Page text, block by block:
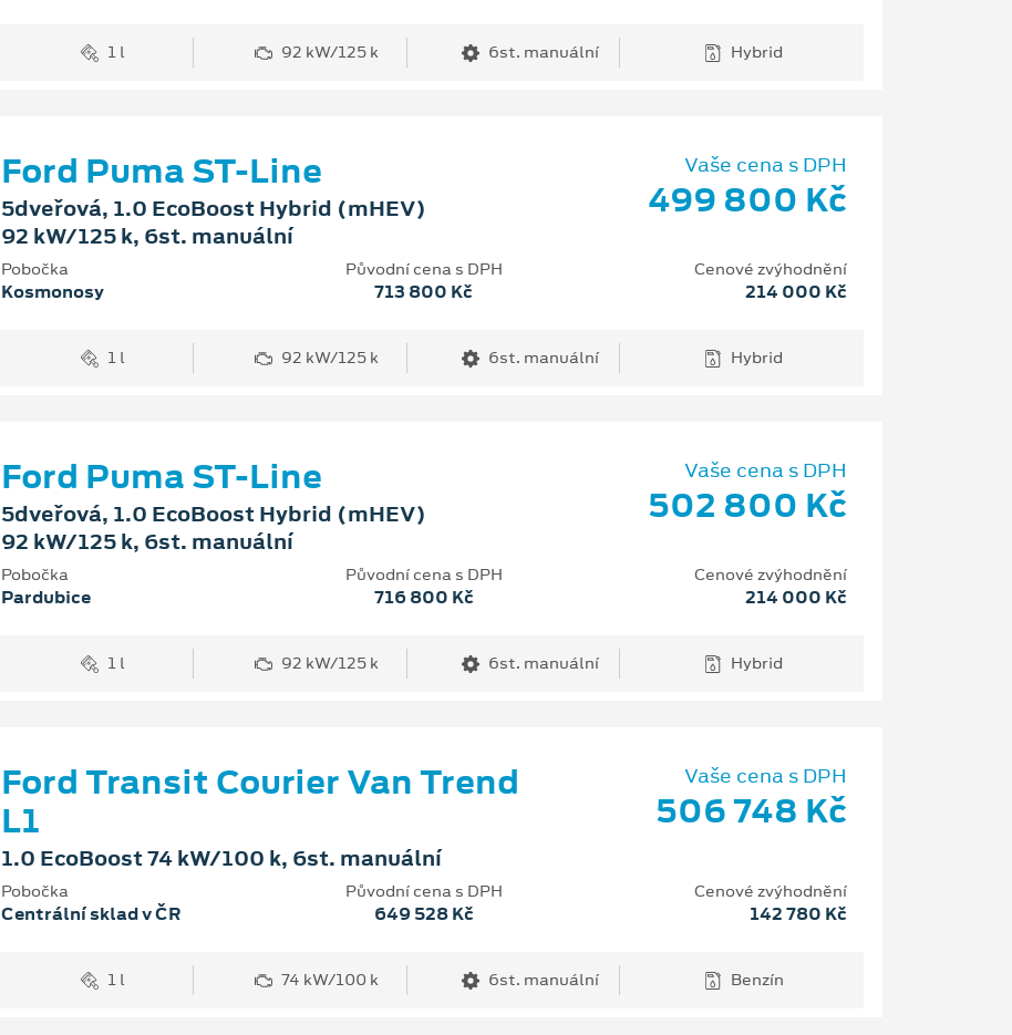
1 l 92 kW/125 k 6st. manuální Hybrid
Ford Puma ST-Line
5dveřová, 1.0 EcoBoost Hybrid (mHEV)
92 kW/125 k, 6st. manuální
Vaše cena s DPH
499 800 Kč
Pobočka
Kosmonosy
Původní cena s DPH
713 800 Kč
Cenové zvýhodnění
214 000 Kč
1 l 92 kW/125 k 6st. manuální Hybrid
Ford Puma ST-Line
5dveřová, 1.0 EcoBoost Hybrid (mHEV)
92 kW/125 k, 6st. manuální
Vaše cena s DPH
502 800 Kč
Pobočka
Pardubice
Původní cena s DPH
716 800 Kč
Cenové zvýhodnění
214 000 Kč
1 l 92 kW/125 k 6st. manuální Hybrid
Ford Transit Courier Van Trend
L1
1.0 EcoBoost 74 kW/100 k, 6st. manuální
Vaše cena s DPH
506 748 Kč
Pobočka
Centrální sklad v ČR
Původní cena s DPH
649 528 Kč
Cenové zvýhodnění
142 780 Kč
1 l 74 kW/100 k 6st. manuální Benzín